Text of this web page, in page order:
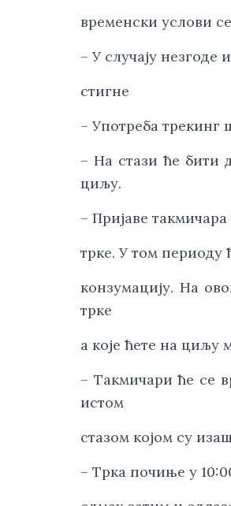
временски услови
– У случају незгоде
стигне
– Употреба трекинг
– На стази ће бити
циљу.
– Пријаве
трке. У том периоду
конзумацију. На
трке
а које ћете на циљу
– Такмичари ће се
истом
стазом којом су
– Трка почиње у